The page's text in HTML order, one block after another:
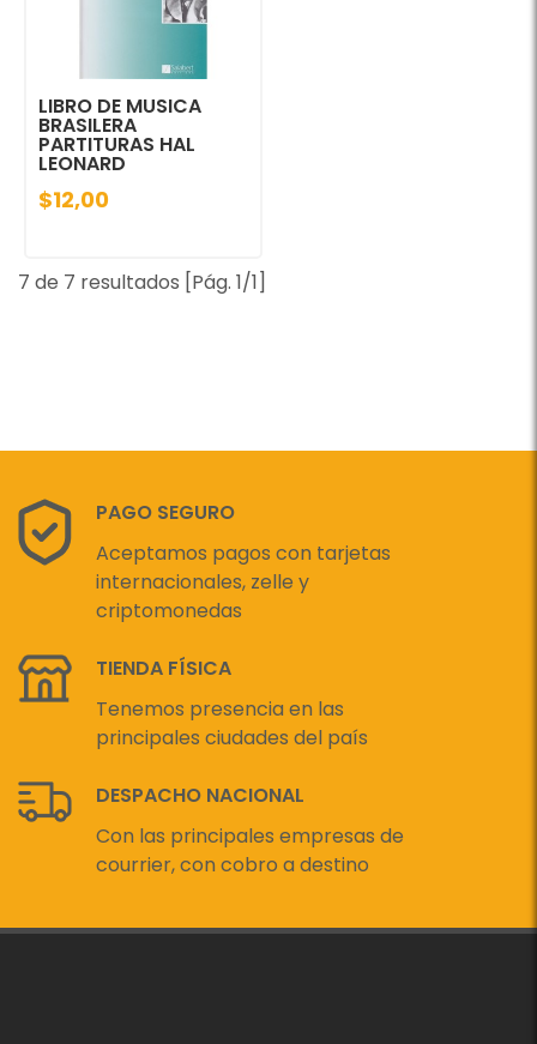
LIBRO DE MUSICA
BRASILERA
PARTITURAS HAL
LEONARD
$12,00
7 de 7 resultados [Pág. 1/1]
PAGO SEGURO
Aceptamos pagos con tarjetas
internacionales, zelle y
criptomonedas
TIENDA FÍSICA
Tenemos presencia en las
principales ciudades del país
DESPACHO NACIONAL
Con las principales empresas de
courrier, con cobro a destino